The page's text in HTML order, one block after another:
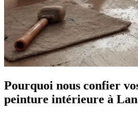
Pourquoi nous confier
peinture intérieure à